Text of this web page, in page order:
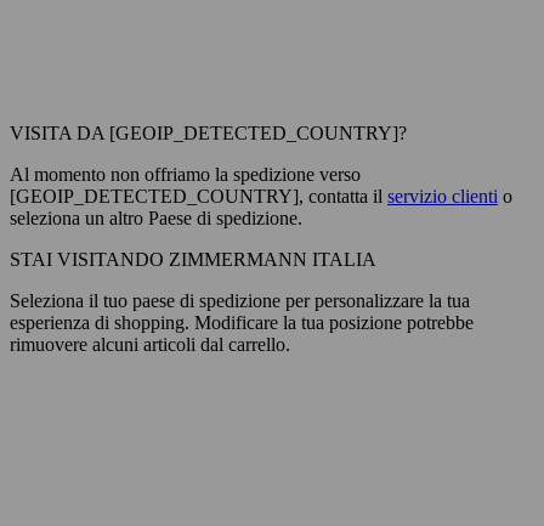
VISITA DA [GEOIP_DETECTED_COUNTRY]?
Al momento non offriamo la spedizione verso
[GEOIP_DETECTED_COUNTRY], contatta il servizio clienti o
seleziona un altro Paese di spedizione.
STAI VISITANDO ZIMMERMANN ITALIA
Seleziona il tuo paese di spedizione per personalizzare la tua
esperienza di shopping. Modificare la tua posizione potrebbe
rimuovere alcuni articoli dal carrello.